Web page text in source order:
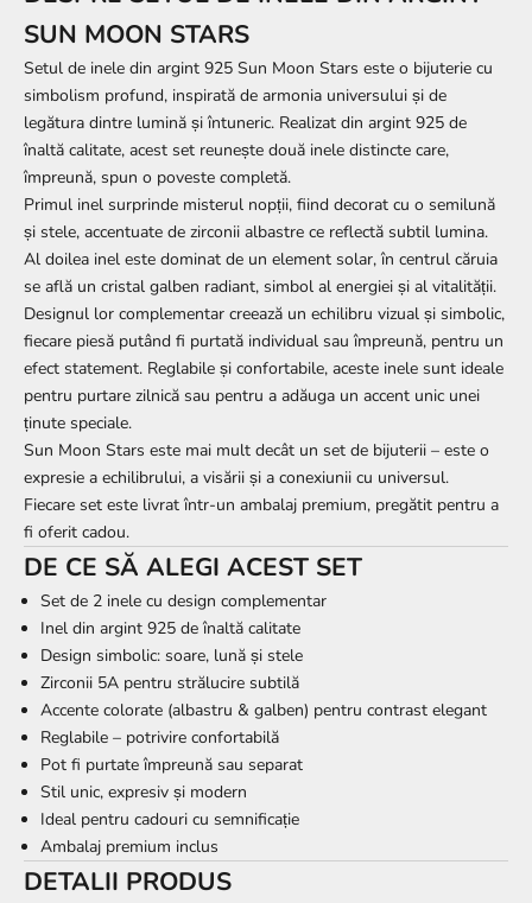
SUN MOON STARS
Setul de inele din argint 925 Sun Moon Stars este o bijuterie cu
simbolism profund, inspirată de armonia universului și de
legătura dintre lumină și întuneric. Realizat din argint 925 de
înaltă calitate, acest set reunește două inele distincte care,
împreună, spun o poveste completă.
Primul inel surprinde misterul nopții, fiind decorat cu o semilună
și stele, accentuate de zirconii albastre ce reflectă subtil lumina.
Al doilea inel este dominat de un element solar, în centrul căruia
se află un cristal galben radiant, simbol al energiei și al vitalității.
Designul lor complementar creează un echilibru vizual și simbolic,
fiecare piesă putând fi purtată individual sau împreună, pentru un
efect statement. Reglabile și confortabile, aceste inele sunt ideale
pentru purtare zilnică sau pentru a adăuga un accent unic unei
ținute speciale.
Sun Moon Stars este mai mult decât un set de bijuterii – este o
expresie a echilibrului, a visării și a conexiunii cu universul.
Fiecare set este livrat într-un ambalaj premium, pregătit pentru a
fi oferit cadou.
DE CE SĂ ALEGI ACEST SET
Set de 2 inele cu design complementar
Inel din argint 925 de înaltă calitate
Design simbolic: soare, lună și stele
Zirconii 5A pentru strălucire subtilă
Accente colorate (albastru & galben) pentru contrast elegant
Reglabile – potrivire confortabilă
Pot fi purtate împreună sau separat
Stil unic, expresiv și modern
Ideal pentru cadouri cu semnificație
Ambalaj premium inclus
DETALII PRODUS